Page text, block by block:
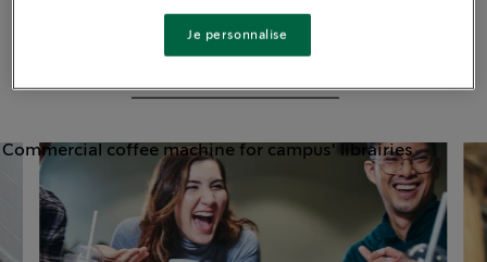
Espaces de pause
Bibliothèques
Je personnalise